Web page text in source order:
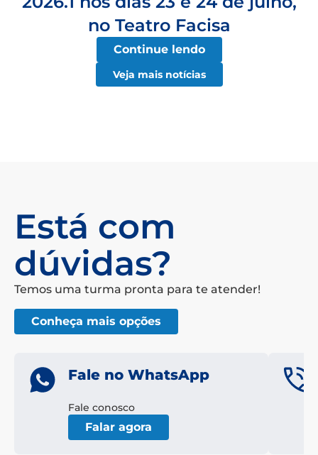
no Teatro Facisa
Continue lendo
Veja mais notícias
Está com
dúvidas?
Temos uma turma pronta para te atender!
Conheça mais opções
Fale no WhatsApp
Fale conosco
Falar agora